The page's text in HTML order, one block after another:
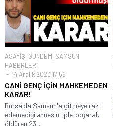
ASAYİŞ, GÜNDEM, SAMSUN
HABERLERİ
14 Aralık 2023 17:56
CANİ GENÇ İÇİN MAHKEMEDEN
KARAR!
Bursa'da Samsun'a gitmeye razı
edemediği annesini iple boğarak
öldüren 23...